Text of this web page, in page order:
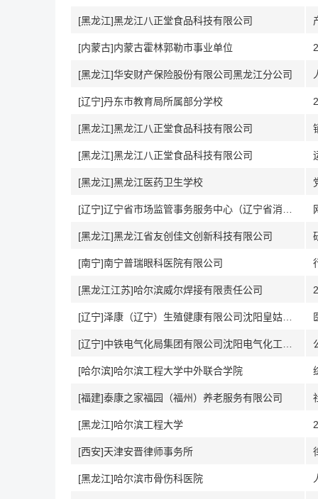
[黑龙江]黑龙江八正堂食品科技有限公司
[内蒙古]内蒙古霍林郭勒市事业单位
[黑龙江]华安财产保险股份有限公司黑龙江分公司
[辽宁]丹东市教育局所属部分学校
[黑龙江]黑龙江八正堂食品科技有限公司
[黑龙江]黑龙江八正堂食品科技有限公司
[黑龙江]黑龙江医药卫生学校
[黑龙江]黑龙江省友创佳文创新科技有限公司
[南宁]南宁普瑞眼科医院有限公司
[黑龙江江苏]哈尔滨威尔焊接有限责任公司
[哈尔滨]哈尔滨工程大学中外联合学院
[福建]泰康之家福园（福州）养老服务有限公司
[黑龙江]哈尔滨工程大学
[西安]天津安晋律师事务所
[黑龙江]哈尔滨市骨伤科医院